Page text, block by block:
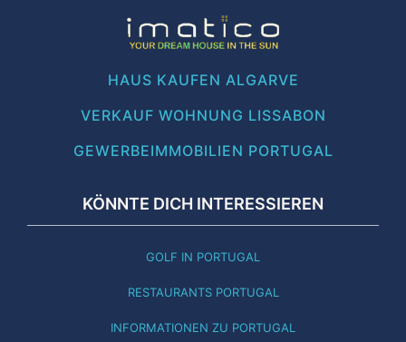
HAUS KAUFEN ALGARVE
VERKAUF WOHNUNG LISSABON
GEWERBEIMMOBILIEN PORTUGAL
KÖNNTE DICH INTERESSIEREN
GOLF IN PORTUGAL
RESTAURANTS PORTUGAL
INFORMATIONEN ZU PORTUGAL